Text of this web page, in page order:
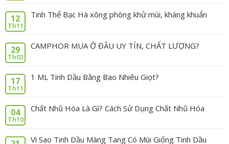
12
Th11
Tinh Thể Bạc Hà xông phòng khử mùi, kháng khuẩn
29
Th03
CAMPHOR MUA Ở ĐÂU UY TÍN, CHẤT LƯỢNG?
17
Th11
1 ML Tinh Dầu Bằng Bao Nhiêu Giọt?
04
Th10
Chất Nhũ Hóa Là Gì? Cách Sử Dụng Chất Nhũ Hóa
Vì Sao Tinh Dầu Màng Tang Có Mùi Giống Tinh Dầu